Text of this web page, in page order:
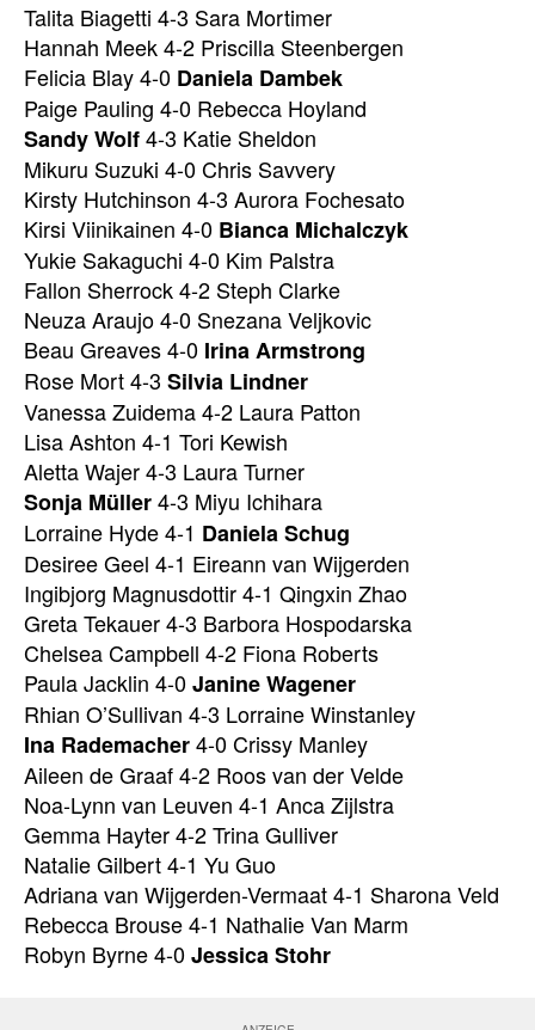
Talita Biagetti 4-3 Sara Mortimer
Hannah Meek 4-2 Priscilla Steenbergen
Felicia Blay 4-0 Daniela Dambek
Paige Pauling 4-0 Rebecca Hoyland
Sandy Wolf4-3 Katie Sheldon
Mikuru Suzuki 4-0 Chris Savvery
Kirsty Hutchinson 4-3 Aurora Fochesato
Kirsi Viinikainen 4-0 Bianca Michalczyk
Yukie Sakaguchi 4-0 Kim Palstra
Fallon Sherrock 4-2 Steph Clarke
Neuza Araujo 4-0 Snezana Veljkovic
Beau Greaves 4-0 Irina Armstrong
Rose Mort 4-3 Silvia Lindner
Vanessa Zuidema 4-2 Laura Patton
Lisa Ashton 4-1 Tori Kewish
Aletta Wajer 4-3 Laura Turner
Sonja Müller4-3 Miyu Ichihara
Lorraine Hyde 4-1 Daniela Schug
Desiree Geel 4-1 Eireann van Wijgerden
Ingibjorg Magnusdottir 4-1 Qingxin Zhao
Greta Tekauer 4-3 Barbora Hospodarska
Chelsea Campbell 4-2 Fiona Roberts
Paula Jacklin 4-0Janine Wagener
Rhian O’Sullivan 4-3 Lorraine Winstanley
Ina Rademacher4-0 Crissy Manley
Aileen de Graaf 4-2 Roos van der Velde
Noa-Lynn van Leuven 4-1 Anca Zijlstra
Gemma Hayter 4-2 Trina Gulliver
Natalie Gilbert 4-1 Yu Guo
Adriana van Wijgerden-Vermaat 4-1 Sharona Veld
Rebecca Brouse 4-1 Nathalie Van Marm
Robyn Byrne 4-0Jessica Stohr